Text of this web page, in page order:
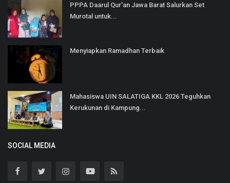
PPPA Daarul Qur'an Jawa Barat Salurkan Set
Murotal untuk...
Menyiapkan Ramadhan Terbaik
Mahasiswa UIN SALATIGA KKL 2026 Teguhkan
Kerukunan di Kampung...
SOCIAL MEDIA